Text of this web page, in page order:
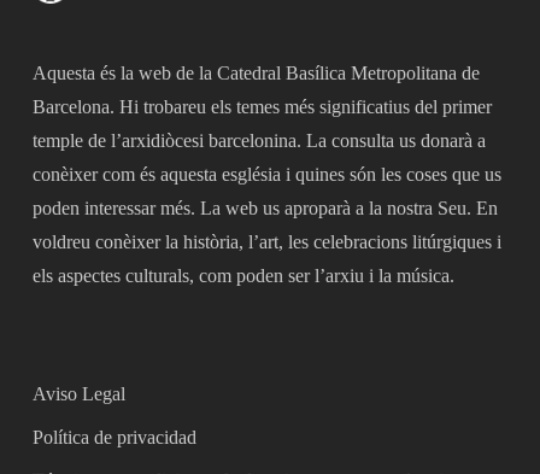
Aquesta és la web de la Catedral Basílica Metropolitana de
Barcelona. Hi trobareu els temes més significatius del primer
temple de l’arxidiòcesi barcelonina. La consulta us donarà a
conèixer com és aquesta església i quines són les coses que us
poden interessar més. La web us aproparà a la nostra Seu. En
voldreu conèixer la història, l’art, les celebracions litúrgiques i
els aspectes culturals, com poden ser l’arxiu i la música.
Aviso Legal
Política de privacidad